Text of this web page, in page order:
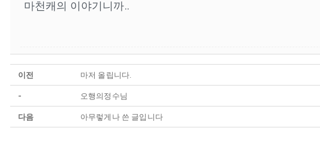
마천캐의 이야기니까..
이전 마저 올립니다.
- 오행의정수님
다음 아무렇게나 쓴 글입니다